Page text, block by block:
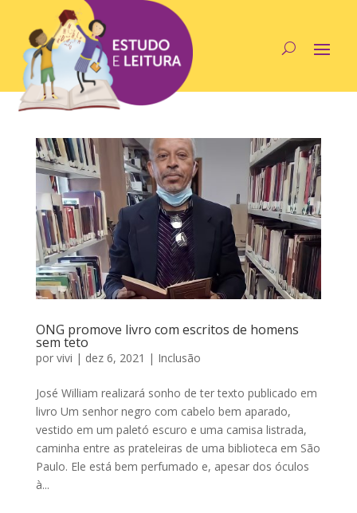
ONG promove livro com escritos de homens
sem teto
por vivi | dez 6, 2021 | Inclusão
José William realizará sonho de ter texto publicado em
livro Um senhor negro com cabelo bem aparado,
vestido em um paletó escuro e uma camisa listrada,
caminha entre as prateleiras de uma biblioteca em São
Paulo. Ele está bem perfumado e, apesar dos óculos
à...